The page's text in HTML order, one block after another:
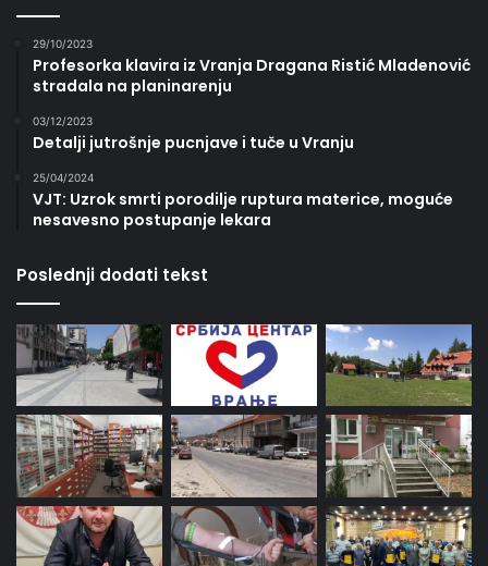
29/10/2023
Profesorka klavira iz Vranja Dragana Ristić Mladenović
stradala na planinarenju
03/12/2023
Detalji jutrošnje pucnjave i tuče u Vranju
25/04/2024
VJT: Uzrok smrti porodilje ruptura materice, moguće
nesavesno postupanje lekara
Poslednji dodati tekst